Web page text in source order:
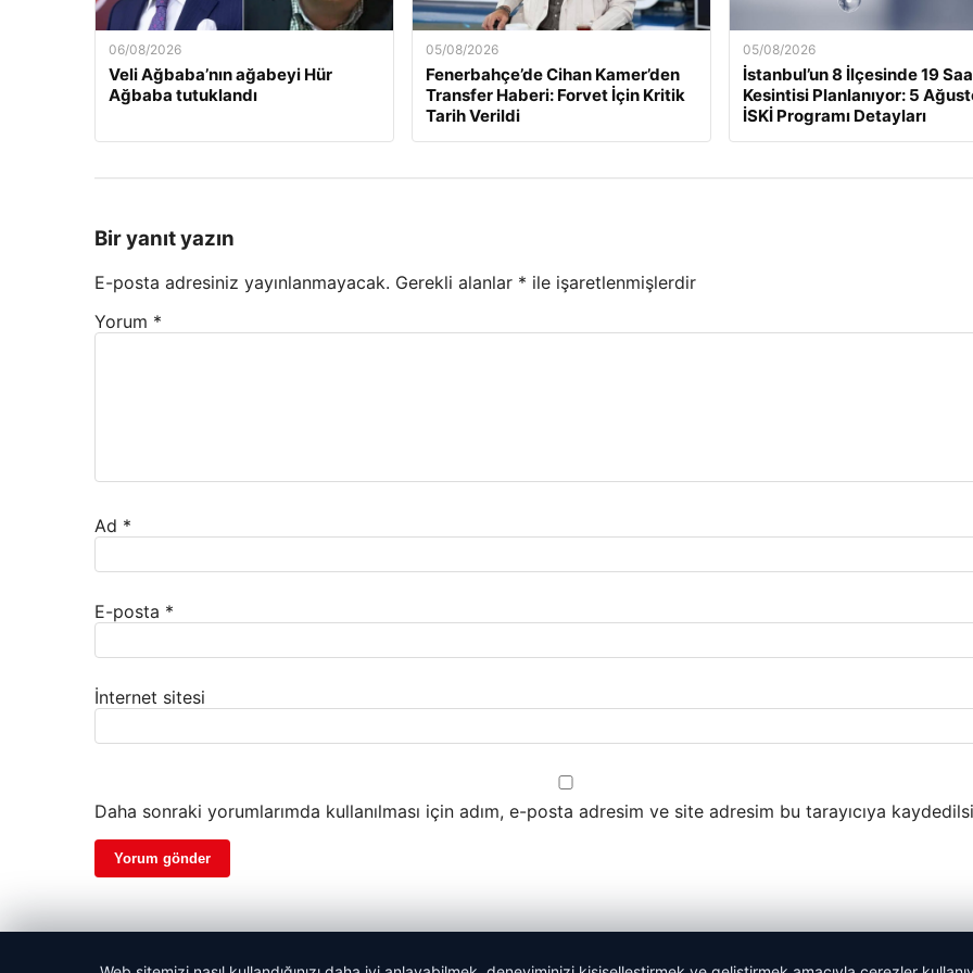
06/08/2026
Veli Ağbaba’nın ağabeyi Hür
Ağbaba tutuklandı
05/08/2026
Fenerbahçe’de Cihan Kamer’den
Transfer Haberi: Forvet İçin Kritik
Tarih Verildi
05/08/2026
İstanbul’un 8 İlçesinde 19
Kesintisi Planlanıyor: 5
İSKİ Programı Detayları
Bir yanıt yazın
E-posta adresiniz yayınlanmayacak. Gerekli alanlar * ile işaretlenmişlerdir
Yorum *
Ad *
E-posta *
İnternet sitesi
Daha sonraki yorumlarımda kullanılması için adım, e-posta adresim ve site adresim bu tarayıcıya